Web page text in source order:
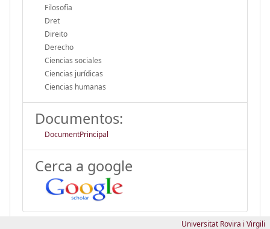
Filosofía
Dret
Direito
Derecho
Ciencias sociales
Ciencias jurídicas
Ciencias humanas
Documentos:
DocumentPrincipal
Cerca a google
Universitat Rovira i Virgili